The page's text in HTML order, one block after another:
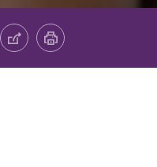
공유하기 프린트하기